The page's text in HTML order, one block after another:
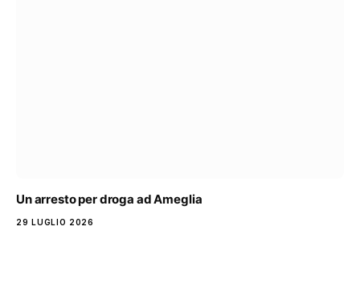
Un arresto per droga ad Ameglia
29 LUGLIO 2026